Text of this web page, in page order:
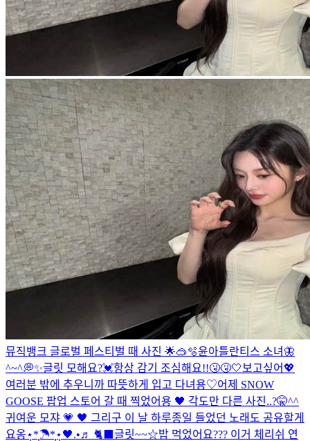
뮤직뱅크 글로벌 페스티벌 때 사진 🌟🥽🫧윤아틀란티스 소녀🦋
^~^💭✨글릿 모해요?💓항상 감기 조심해요!!🤧🤧🤍 보고싶어💖
여러분 밖에 추우니까 따뜻하게 입고 다녀용♡어제 SNOW
GOOSE 팝업 스토어 갈 때 찍었어용 🖤 각도만 다른 사진..?🤫^^
귀여운 모쟈 💗 🖤 그리구 이 날 하루종일 들었던 노래도 공유할게
요옹⋆̩*̣̩☂︎*̣̩⋆̩🖤.•♬ 🐈‍⬛ 글릿~~☆밥 먹었어요??? 이거 체리쉬 연